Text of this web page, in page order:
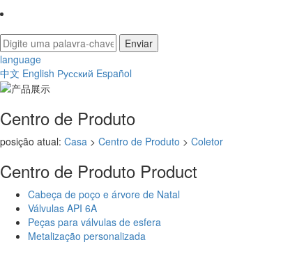
language
中文 English Русский Español
Centro de Produto
posição atual: Casa > Centro de Produto > Coletor
Centro de Produto Product
Cabeça de poço e árvore de Natal
Válvulas API 6A
Peças para válvulas de esfera
Metalização personalizada